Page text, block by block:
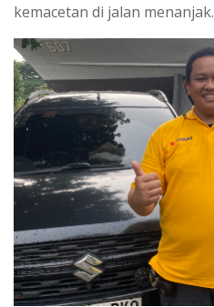
kemacetan di jalan menanjak.